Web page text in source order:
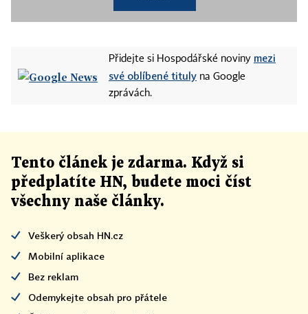
Přidejte si Hospodářské noviny mezi
své oblíbené tituly na Google
zprávách.
Tento článek je zdarma. Když si
předplatíte HN, budete moci číst
všechny naše články.
Veškerý obsah HN.cz
Mobilní aplikace
Bez reklam
Odemykejte obsah pro přátele